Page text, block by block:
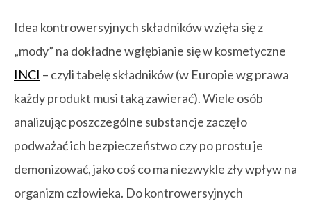
Idea kontrowersyjnych składników wzięła się z
„mody” na dokładne wgłębianie się w kosmetyczne
INCI – czyli tabelę składników (w Europie wg prawa
każdy produkt musi taką zawierać). Wiele osób
analizując poszczególne substancje zaczęło
podważać ich bezpieczeństwo czy po prostu je
demonizować, jako coś co ma niezwykle zły wpływ na
organizm człowieka. Do kontrowersyjnych